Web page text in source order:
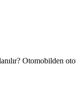
Otomobilden